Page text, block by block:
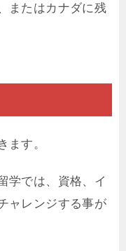
またはカナダに残
ます。
学では、資格、イ
ャレンジする事が